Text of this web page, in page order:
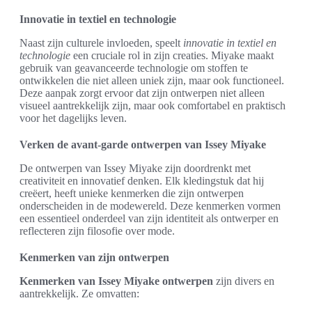
Innovatie in textiel en technologie
Naast zijn culturele invloeden, speelt innovatie in textiel en
technologie een cruciale rol in zijn creaties. Miyake maakt
gebruik van geavanceerde technologie om stoffen te
ontwikkelen die niet alleen uniek zijn, maar ook functioneel.
Deze aanpak zorgt ervoor dat zijn ontwerpen niet alleen
visueel aantrekkelijk zijn, maar ook comfortabel en praktisch
voor het dagelijks leven.
Verken de avant-garde ontwerpen van Issey Miyake
De ontwerpen van Issey Miyake zijn doordrenkt met
creativiteit en innovatief denken. Elk kledingstuk dat hij
creëert, heeft unieke kenmerken die zijn ontwerpen
onderscheiden in de modewereld. Deze kenmerken vormen
een essentieel onderdeel van zijn identiteit als ontwerper en
reflecteren zijn filosofie over mode.
Kenmerken van zijn ontwerpen
Kenmerken van Issey Miyake ontwerpen zijn divers en
aantrekkelijk. Ze omvatten: